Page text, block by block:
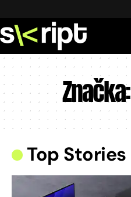
Značka:
Top Stories